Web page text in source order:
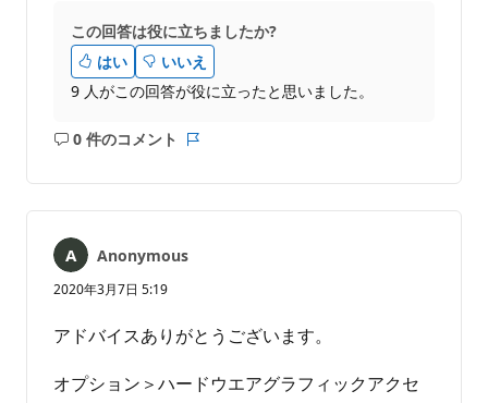
この回答は役に立ちましたか?
はい
いいえ
9 人がこの回答が役に立ったと思いました。
0 件のコメント
コ
ト
あ
り
せ
ト
Anonymous
2020年3月7日 5:19
アドバイスありがとうございます。
オプション＞ハードウエアグラフィックアクセ